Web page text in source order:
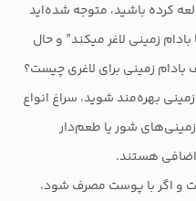
کرده باشید، متوجه شده‌اید
زمینی لاغر میکند” و حال
زمینی برای لاغری چیست؟
بهره‌مند شوید، سراغ انواع
شور یا طعم‌دار
اضافی هستند.
و اگر با پوست مصرف شود،